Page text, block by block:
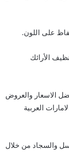
على اللون.
الأرائك
الاسعار والعروض
العربية
والسجاد من خلال